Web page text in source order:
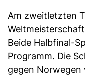
Am zweitletzten
Beide Halbfinal-
Programm. Die
gegen Norwegen